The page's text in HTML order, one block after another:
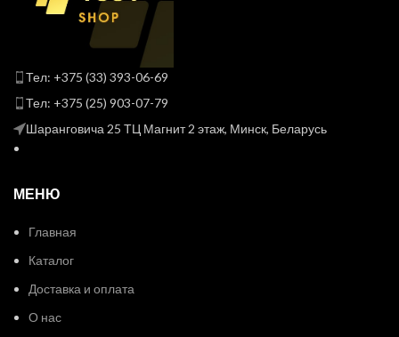
Тел: +375 (33) 393-06-69
Тел: +375 (25) 903-07-79
Шаранговича 25 ТЦ Магнит 2 этаж, Минск, Беларусь
МЕНЮ
Главная
Каталог
Доставка и оплата
О нас